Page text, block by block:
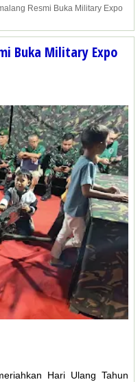
Resmi Buka Military Expo
Buka Military Expo
Hari Ulang Tahun